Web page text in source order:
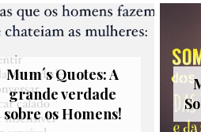
Mum´s Quotes: A
grande verdade
sobre os Homens!